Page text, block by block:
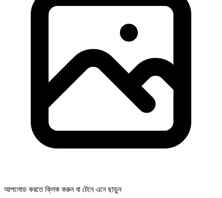
আপলোড করতে ক্লিক করুন বা টেনে এনে ছাড়ুন